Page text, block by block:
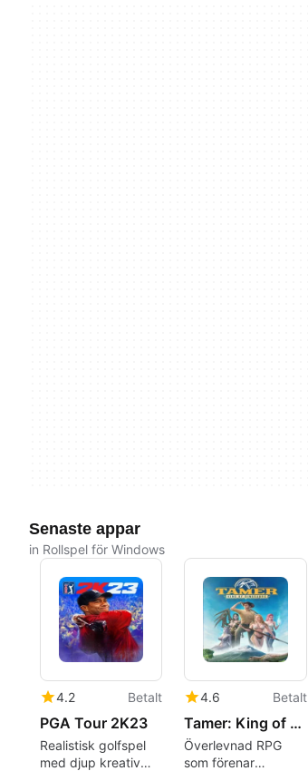
Senaste appar
in Rollspel för Windows
4.2 Betalt
PGA Tour 2K23
Realistisk golfspel
med djup kreativ
4.6 Betalt
Tamer: King of Dinosaurs
Överlevnad RPG
som förenar